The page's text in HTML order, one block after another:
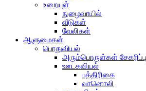
உறையுள்
நுழைவாயில்
வீடுகள்
வேலிகள்
ஆளுமைகள்
பொதுவியல்
அரும்பொருள்கள் சேகரிப்பு
ஊடகவியல்
பத்திரிகை
வானொலி